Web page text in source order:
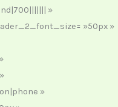
»
»50px »
»